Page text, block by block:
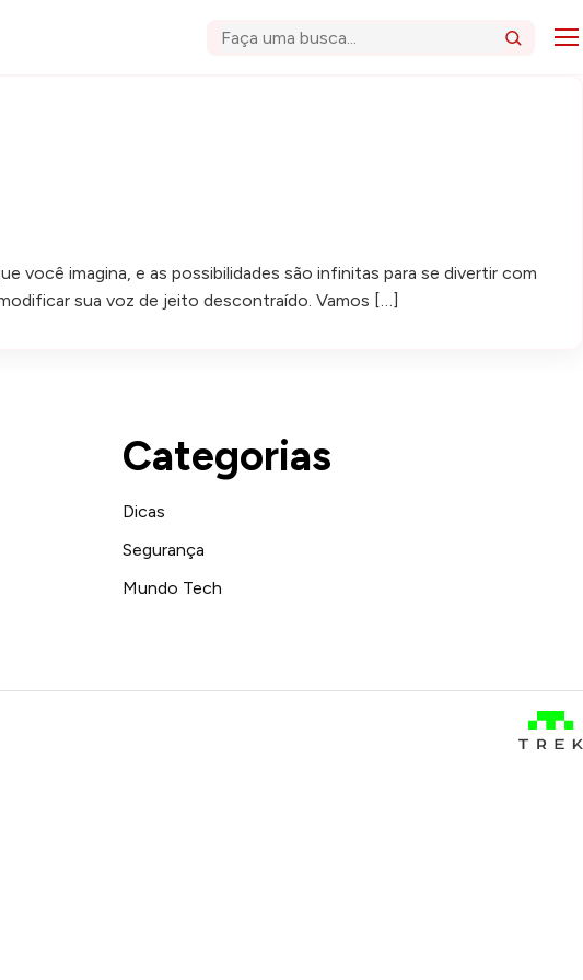
Buscar
você imagina, e as possibilidades são infinitas para se divertir com
sua voz de jeito descontraído. Vamos […]
Categorias
Dicas
Segurança
Mundo Tech